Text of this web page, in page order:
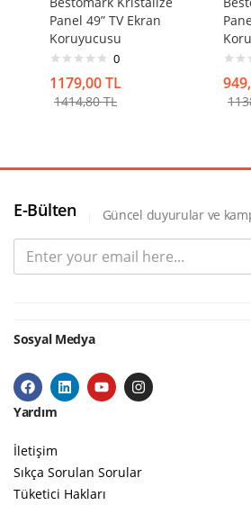
Panel 49” TV Ekran
Koruyucusu
0
1179,00TL
1414,80TL
E-Bülten Güncel duyurular ve
Sosyal Medya
Yardım
İletişim
Sıkça Sorulan Sorular
Tüketici Hakları